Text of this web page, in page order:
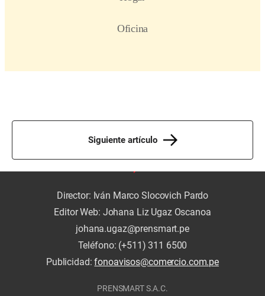
Siguiente artículo
Director: Iván Marco Slocovich Pardo
Editor Web: Johana Liz Ugaz Oscanoa
johana.ugaz@prensmart.pe
Teléfono: (+511) 311 6500
Publicidad:fonoavisos@comercio.com.pe
PRENSMART S.A.C.